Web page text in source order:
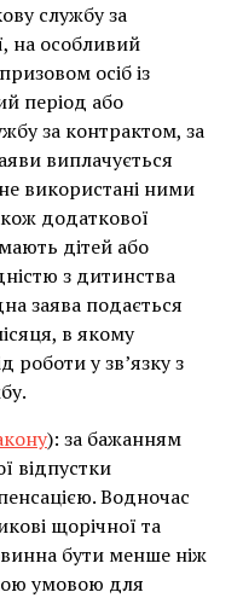
службу за
на особливий
осіб із
період або
за контрактом, за
виплачується
використані ними
додаткової
дітей або
з дитинства
заява подається
в якому
роботи у зв’язку з
): за бажанням
відпустки
Водночас
щорічної та
бути менше ніж
умовою для